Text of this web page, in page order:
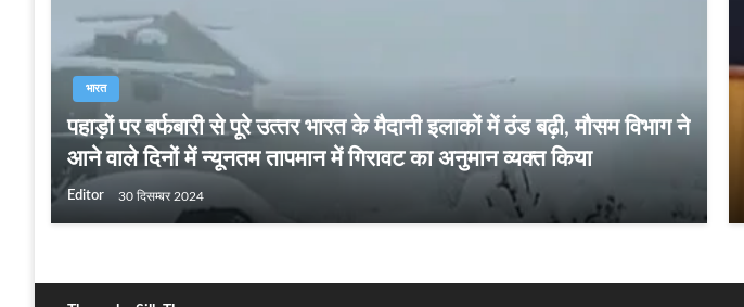
भारत
पहाड़ों पर बर्फबारी से पूरे उत्‍तर भारत के मैदानी इलाकों में ठंड बढ़ी, मौसम विभाग ने
आने वाले दिनों में न्यूनतम तापमान में गिरावट का अनुमान व्‍यक्‍त किया
Editor 30 दिसम्बर 2024